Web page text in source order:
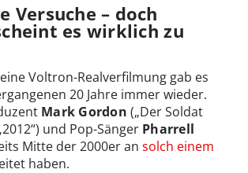
Versuche – doch
es wirklich zu
Voltron-Realverfilmung gab es
20 Jahre immer wieder.
Mark Gordon („Der Soldat
und Pop-Sänger Pharrell
Mitte der 2000er ansolch einem
haben.